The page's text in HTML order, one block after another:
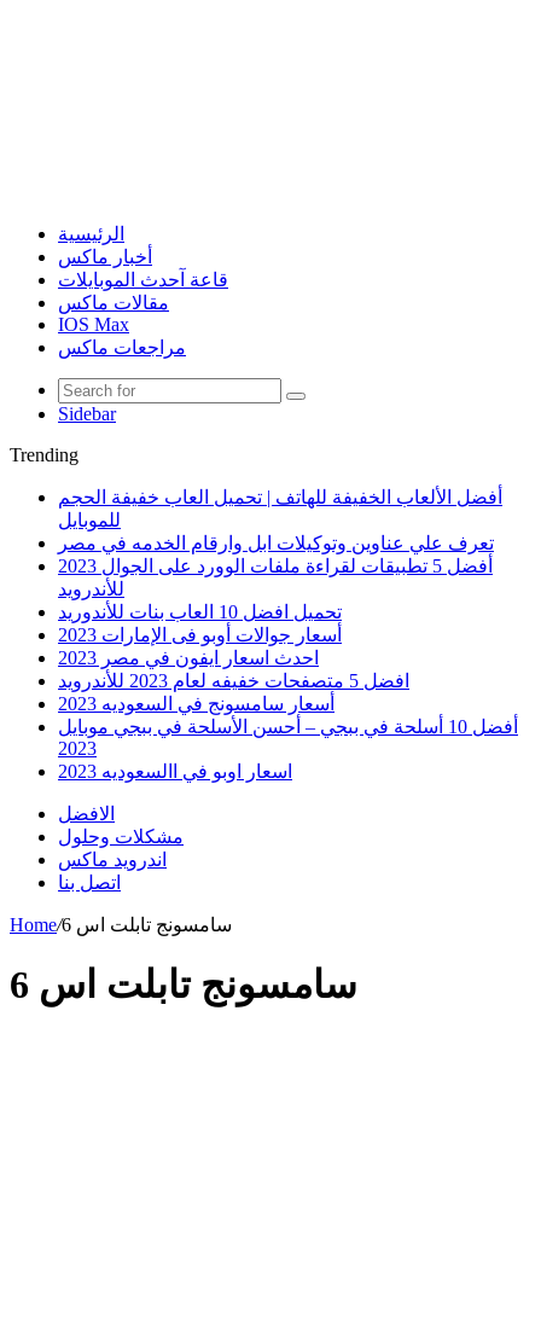
الرئيسية
أخبار ماكس
قاعة آحدث الموبايلات
مقالات ماكس
IOS Max
مراجعات ماكس
Sidebar
Trending
أفضل الألعاب الخفيفة للهاتف | تحميل العاب خفيفة الحجم
للموبايل
تعرف علي عناوين وتوكيلات ابل وارقام الخدمه في مصر
أفضل 5 تطبيقات لقراءة ملفات الوورد على الجوال 2023
للأندرويد
تحميل افضل 10 العاب بنات للأندوريد
أسعار جوالات أوبو فى الإمارات 2023
احدث اسعار ايفون في مصر 2023
افضل 5 متصفحات خفيفه لعام 2023 للأندرويد
أسعار سامسونج في السعوديه 2023
أفضل 10 أسلحة في ببجي – أحسن الأسلحة في ببجي موبايل
2023
اسعار اوبو في االسعوديه 2023
الافضل
مشكلات وحلول
اندرويد ماكس
اتصل بنا
Home/ سامسونج تابلت اس 6
سامسونج تابلت اس 6